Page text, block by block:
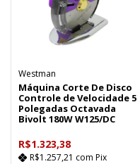
Westman
Máquina Corte De Disco
Controle de Velocidade 5
Polegadas Octavada
Bivolt 180W W125/DC
R$1.323,38
R$1.257,21 com Pix